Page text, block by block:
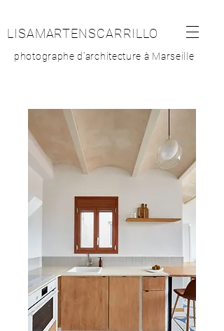
LISAMARTENSCARRILLO
photographe d'architecture à Marseille